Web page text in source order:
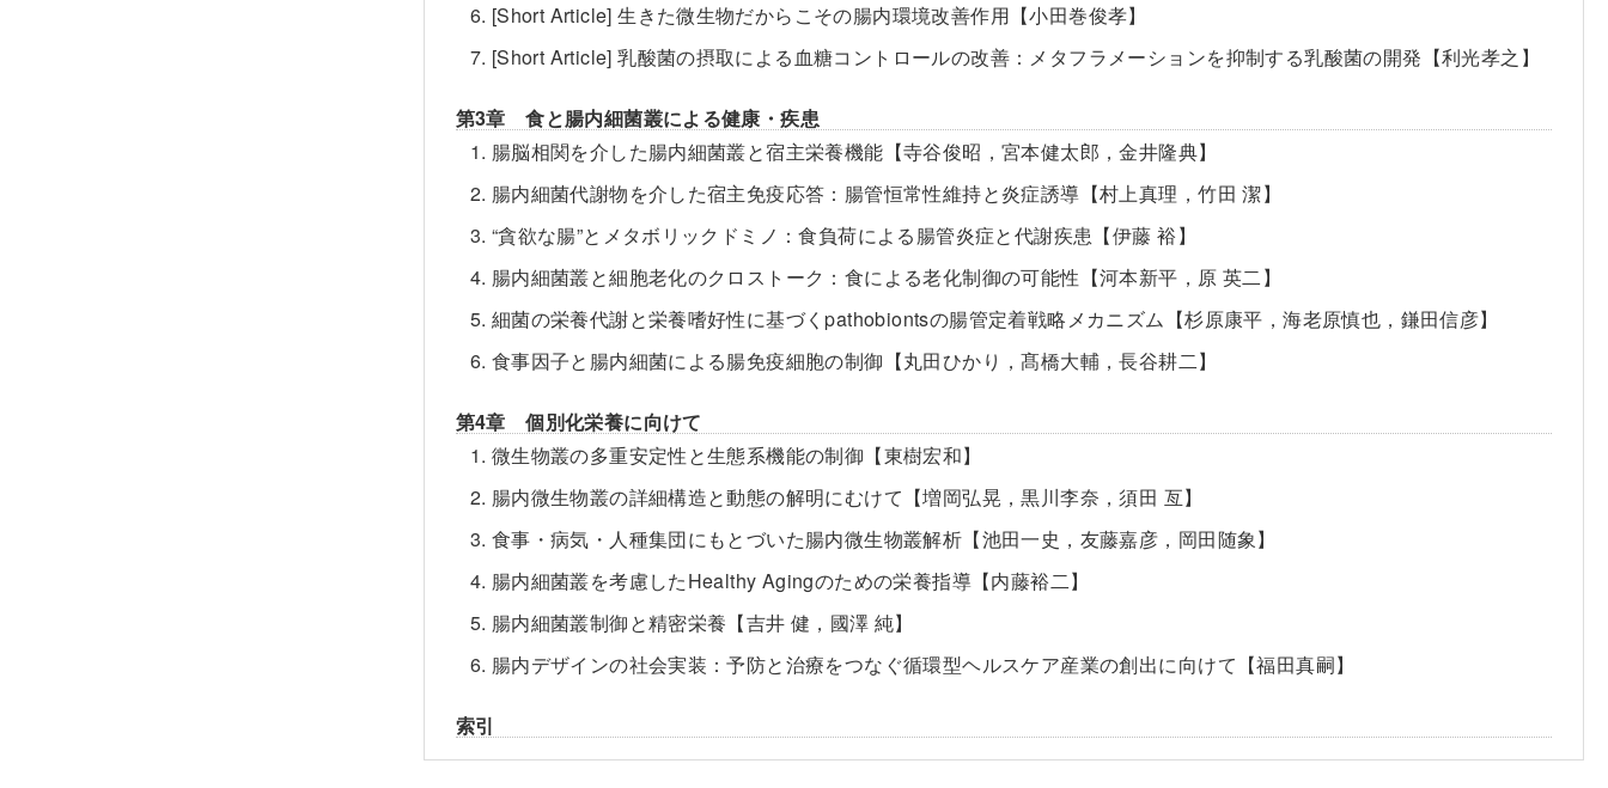
6. [Short Article] 生きた微生物だからこその腸内環境改善作用【小田巻俊孝】
7. [Short Article] 乳酸菌の摂取による血糖コントロールの改善：メタフラメーションを抑制する乳酸菌の開発【利光孝之】
第3章 食と腸内細菌叢による健康・疾患
1. 腸脳相関を介した腸内細菌叢と宿主栄養機能【寺谷俊昭，宮本健太郎，金井隆典】
2. 腸内細菌代謝物を介した宿主免疫応答：腸管恒常性維持と炎症誘導【村上真理，竹田 潔】
3. “貪欲な腸”とメタボリックドミノ：食負荷による腸管炎症と代謝疾患【伊藤 裕】
4. 腸内細菌叢と細胞老化のクロストーク：食による老化制御の可能性【河本新平，原 英二】
5. 細菌の栄養代謝と栄養嗜好性に基づくpathobiontsの腸管定着戦略メカニズム【杉原康平，海老原慎也，鎌田信彦】
6. 食事因子と腸内細菌による腸免疫細胞の制御【丸田ひかり，髙橋大輔，長谷耕二】
第4章 個別化栄養に向けて
1. 微生物叢の多重安定性と生態系機能の制御【東樹宏和】
2. 腸内微生物叢の詳細構造と動態の解明にむけて【増岡弘晃，黒川李奈，須田 亙】
3. 食事・病気・人種集団にもとづいた腸内微生物叢解析【池田一史，友藤嘉彦，岡田随象】
4. 腸内細菌叢を考慮したHealthy Agingのための栄養指導【内藤裕二】
5. 腸内細菌叢制御と精密栄養【吉井 健，國澤 純】
6. 腸内デザインの社会実装：予防と治療をつなぐ循環型ヘルスケア産業の創出に向けて【福田真嗣】
索引